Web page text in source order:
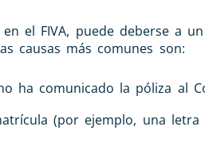
el FIVA, puede deberse a un
causas más comunes son:
ha comunicado la póliza al
(por ejemplo, una letra